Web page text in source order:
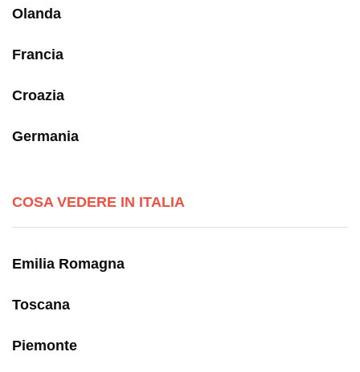
Olanda
Francia
Croazia
Germania
COSA VEDERE IN ITALIA
Emilia Romagna
Toscana
Piemonte